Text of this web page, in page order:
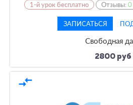
1-й урок бесплатно
Отзывы:0
ЗАПИСАТЬСЯ
Свободная
2800 руб
compare_arrows